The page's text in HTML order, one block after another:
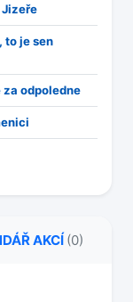
Jizeře
to je sen
odpoledne
AKCÍ (0)